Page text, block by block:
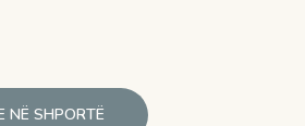
NË SHPORTË